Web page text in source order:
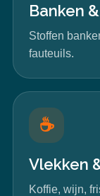
Banken
Stoffen
fauteuils.
☕
Vlekken
Koffie, wijn,